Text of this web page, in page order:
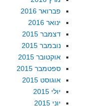
פברואר 2016
ינואר 2016
דצמבר 2015
נובמבר 2015
אוקטובר 2015
ספטמבר 2015
אוגוסט 2015
יולי 2015
יוני 2015